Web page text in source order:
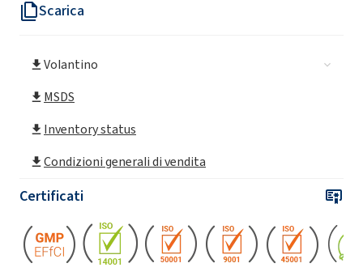
Scarica
Volantino
MSDS
Inventory status
Condizioni generali di vendita
Certificati
POLIkol 2000 FLAKES (PEG-45)
POLIkol 300 (PEG-6)
POLIkol 3000 FLAKES (PEG-60)